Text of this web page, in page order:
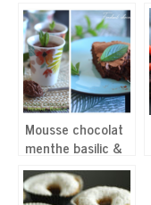
Mousse chocolat
menthe basilic &
Fondant chocolat
menthe